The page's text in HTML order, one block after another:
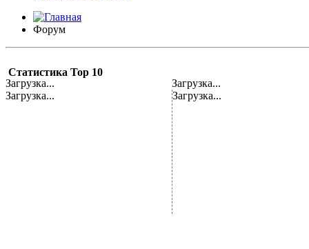
Форум
Статистика Top 10
Загрузка...
Загрузка...
Загрузка...
Загрузка...